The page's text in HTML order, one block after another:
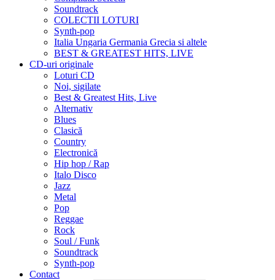
Soundtrack
COLECTII LOTURI
Synth-pop
Italia Ungaria Germania Grecia si altele
BEST & GREATEST HITS, LIVE
CD-uri originale
Loturi CD
Noi, sigilate
Best & Greatest Hits, Live
Alternativ
Blues
Clasică
Country
Electronică
Hip hop / Rap
Italo Disco
Jazz
Metal
Pop
Reggae
Rock
Soul / Funk
Soundtrack
Synth-pop
Contact